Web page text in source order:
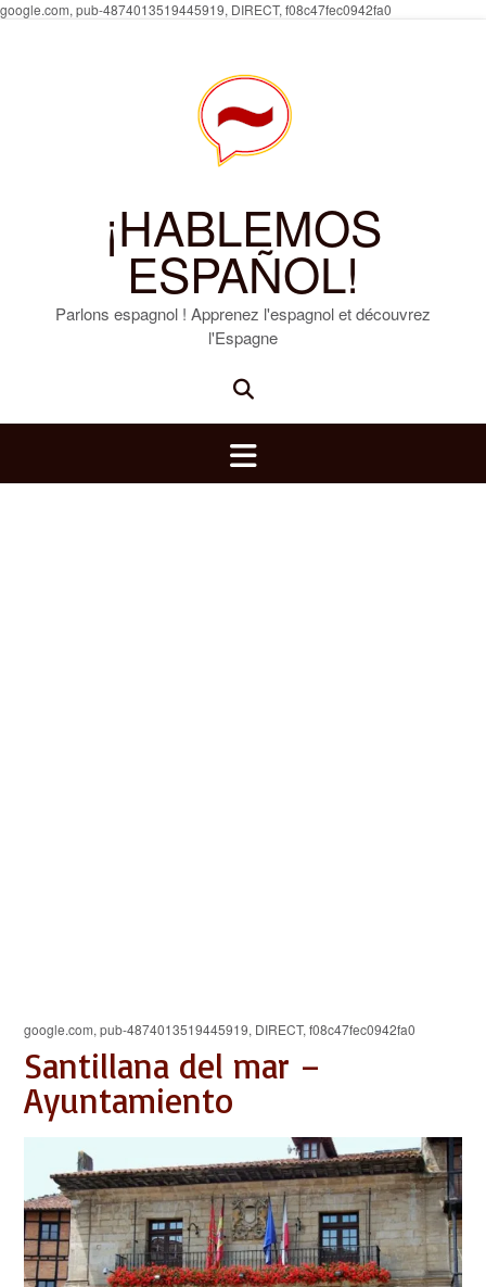
google.com, pub-4874013519445919, DIRECT, f08c47fec0942fa0
¡HABLEMOS
ESPAÑOL!
Parlons espagnol ! Apprenez l'espagnol et découvrez
l'Espagne
google.com, pub-4874013519445919, DIRECT, f08c47fec0942fa0
Santillana del mar –
Ayuntamiento